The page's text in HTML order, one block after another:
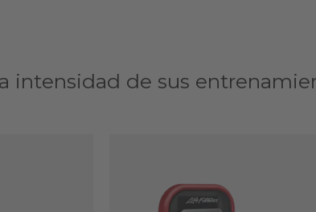
intensidad de sus